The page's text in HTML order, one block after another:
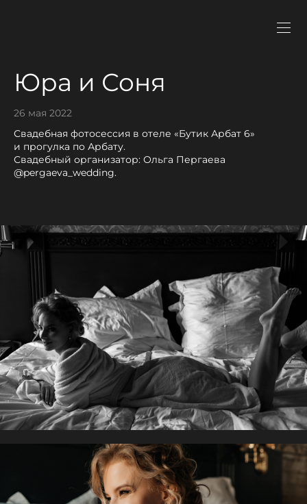
Юра и Соня
26 мая 2022
Свадебная фотосессия в отеле «Бутик Арбат 6»
и прогулка по Арбату.
Свадебный организатор: Ольга Пергаева
@pergaeva_wedding.